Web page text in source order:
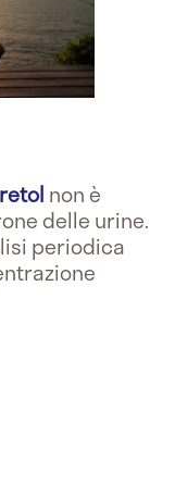
non è
delle urine.
periodica